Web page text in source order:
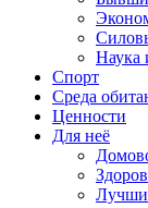
Наука
Спорт
Среда
Ценности
Для неё